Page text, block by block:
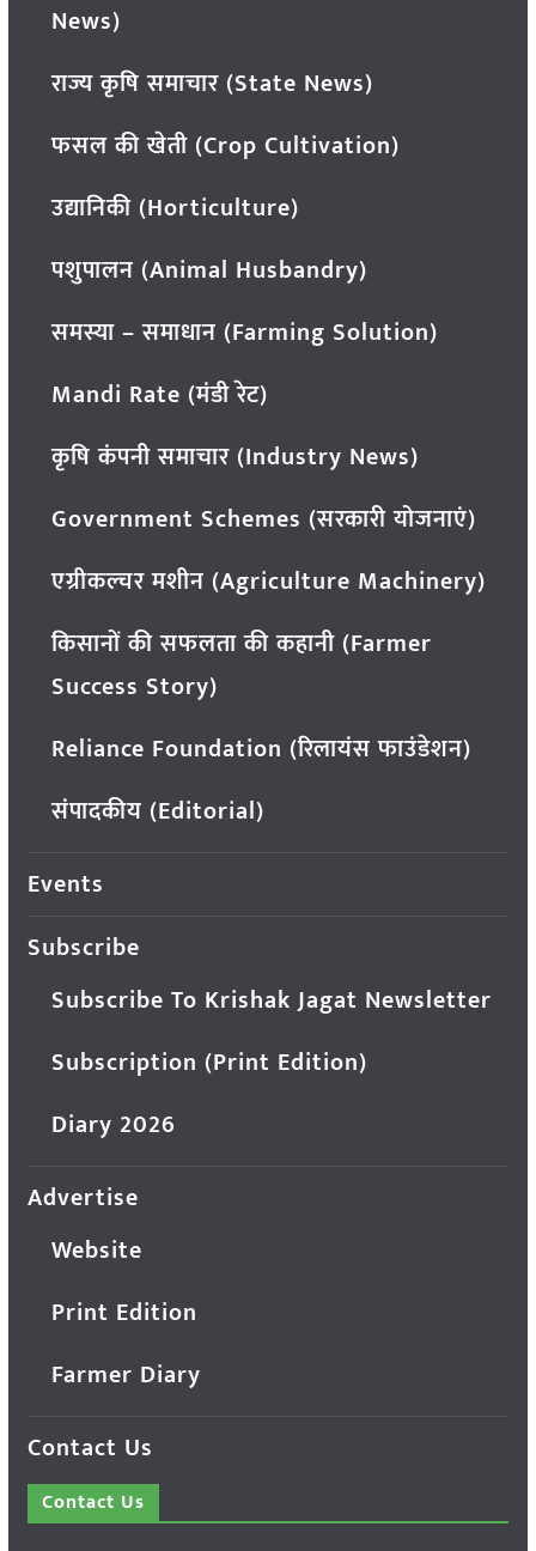
News)
राज्य कृषि समाचार (State News)
फसल की खेती (Crop Cultivation)
उद्यानिकी (Horticulture)
पशुपालन (Animal Husbandry)
समस्या – समाधान (Farming Solution)
Mandi Rate (मंडी रेट)
कृषि कंपनी समाचार (Industry News)
Government Schemes (सरकारी योजनाएं)
एग्रीकल्चर मशीन (Agriculture Machinery)
किसानों की सफलता की कहानी (Farmer
Success Story)
Reliance Foundation (रिलायंस फाउंडेशन)
संपादकीय (Editorial)
Events
Subscribe
Subscribe To Krishak Jagat Newsletter
Subscription (Print Edition)
Diary 2026
Advertise
Website
Print Edition
Farmer Diary
Contact Us
Contact Us